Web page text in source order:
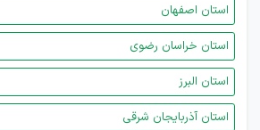
استان اصفهان
استان خراسان رضوی
استان البرز
استان آذربایجان شرقی